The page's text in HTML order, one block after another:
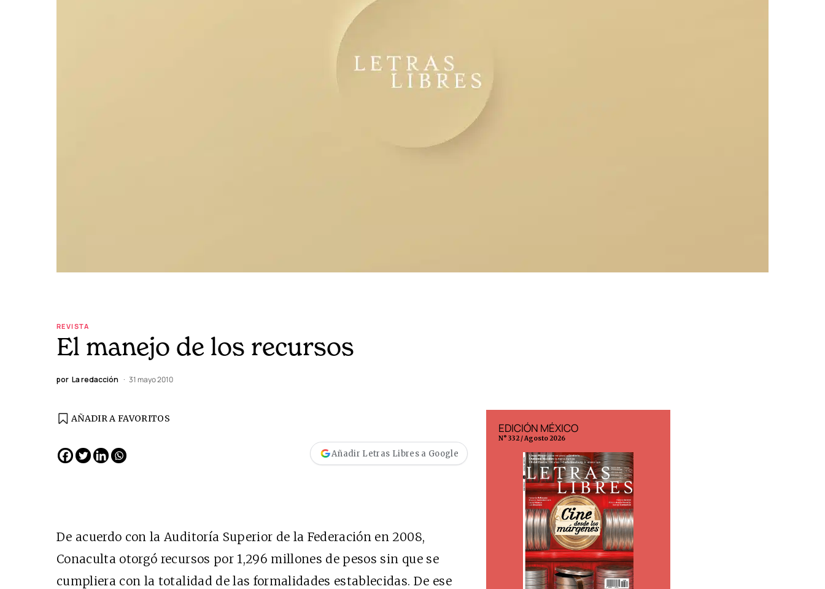
REVISTA
El manejo de los recursos
por La redacción 31 mayo 2010
AÑADIR A FAVORITOS
Añadir Letras Libres a Google
De acuerdo con la Auditoría Superior de la Federación en 2008,
Conaculta otorgó recursos por 1,296 millones de pesos sin que se
cumpliera con la totalidad de las formalidades establecidas. De ese
EDICIÓN MÉXICO
N° 332 / Agosto 2026